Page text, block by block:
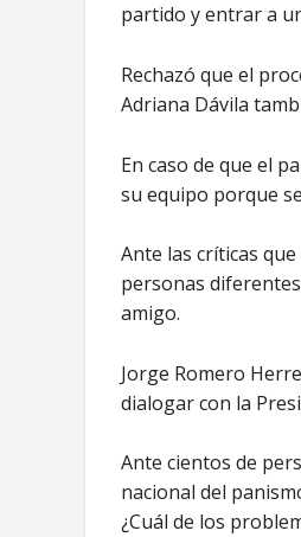
partido y entrar a
Rechazó que el
Adriana Dávila
En caso de que el
su equipo porque
Ante las críticas
personas
amigo.
Jorge Romero
dialogar con la
Ante cientos de
nacional del
¿Cuál de los